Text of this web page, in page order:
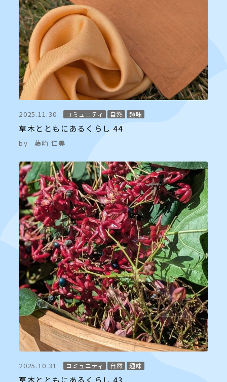
2025.11.30 コミュニティ 自然 趣味
草木とともにあるくらし 44
by 藤崎 仁美
2025.10.31 コミュニティ 自然 趣味
草木とともにあるくらし 43